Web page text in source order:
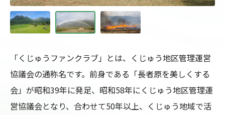
「くじゅうファンクラブ」とは、くじゅう地区管理運営
協議会の通称名です。前身である「長者原を美しくする
会」が昭和39年に発足、昭和58年にくじゅう地区管理運
営協議会となり、合わせて50年以上、くじゅう地域で活